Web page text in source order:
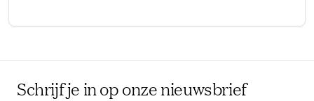
Schrijf je in op onze nieuwsbrief